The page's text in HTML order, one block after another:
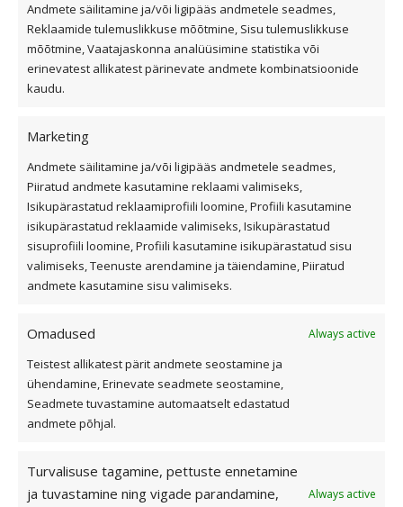
Andmete säilitamine ja/või ligipääs andmetele seadmes,
Reklaamide tulemuslikkuse mõõtmine, Sisu tulemuslikkuse
mõõtmine, Vaatajaskonna analüüsimine statistika või
erinevatest allikatest pärinevate andmete kombinatsioonide
kaudu.
Marketing
Andmete säilitamine ja/või ligipääs andmetele seadmes,
Piiratud andmete kasutamine reklaami valimiseks,
Isikupärastatud reklaamiprofiili loomine, Profiili kasutamine
isikupärastatud reklaamide valimiseks, Isikupärastatud
sisuprofiili loomine, Profiili kasutamine isikupärastatud sisu
valimiseks, Teenuste arendamine ja täiendamine, Piiratud
andmete kasutamine sisu valimiseks.
Omadused Always active
Teistest allikatest pärit andmete seostamine ja
ühendamine, Erinevate seadmete seostamine,
Seadmete tuvastamine automaatselt edastatud
andmete põhjal.
Turvalisuse tagamine, pettuste ennetamine
ja tuvastamine ning vigade parandamine,
Always active
Privaatsuspoliitika
Küpsiste kasutamise tingimused
Üldtingimused
Viilkatus
Lamekatus
Fassaad ja fassaadiplaadid
Outlet
Interjöör
Katusekalkulaator
Edasimüüjad ja paigaldajad
Eternit ja Cedral ladustamine